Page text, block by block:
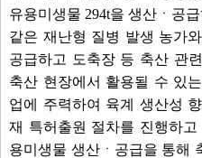
유용미생물 294t을 생산ㆍ공
같은 재난형 질병 발생 농가
공급하고 도축장 등 축산 관
축산 현장에서 활용될 수 있
업에 주력하여 육계 생산성
재 특허출원 절차를 진행하
용미생물 생산ㆍ공급을 통해